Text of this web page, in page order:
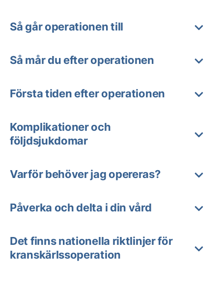
Så går operationen till
Så mår du efter operationen
Första tiden efter operationen
Komplikationer och
följdsjukdomar
Varför behöver jag opereras?
Påverka och delta i din vård
Det finns nationella riktlinjer för
kranskärlssoperation